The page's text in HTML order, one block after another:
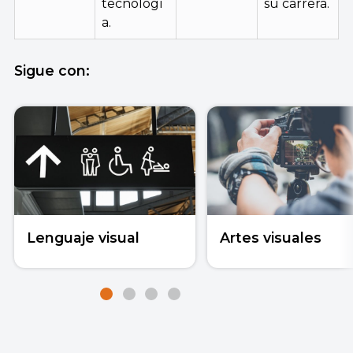
tecnologí
a.
su carrera.
Sigue con:
Lenguaje visual Artes visuales